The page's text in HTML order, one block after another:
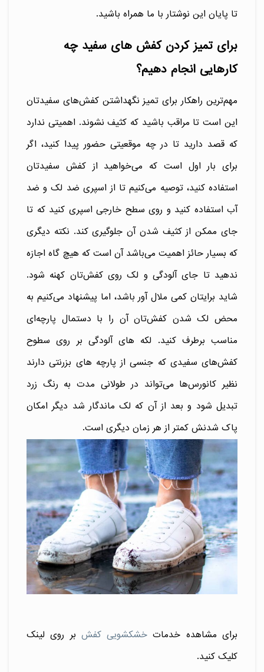
تا پایان این نوشتار با ما همراه باشید.
برای تمیز کردن کفش های سفید چه
کارهایی انجام دهیم؟
مهم‌ترین راهکار برای تمیز نگهداشتن کفش‌های سفیدتان
این است تا مراقب باشید که کثیف نشوند. اهمیتی ندارد
که قصد دارید تا در چه موقعیتی حضور پیدا کنید، اگر
برای بار اول است که می‌خواهید از کفش سفیدتان
استفاده کنید، توصیه می‌کنیم تا از اسپری ضد لک و ضد
آب استفاده کنید و روی سطح خارجی اسپری کنید که تا
جای ممکن از کثیف شدن آن جلوگیری کند. نکته دیگری
که بسیار حائز اهمیت می‌باشد آن است که هیچ گاه اجازه
ندهید تا جای آلودگی و لک روی کفش‌تان کهنه شود.
شاید برایتان کمی ملال آور باشد، اما پیشنهاد می‌کنیم به
محض لک شدن کفش‌تان آن را با دستمال پارچه‌ای
مناسب برطرف کنید. لکه های آلودگی بر روی سطوح
کفش‌های سفیدی که جنسی از پارچه های بزرنتی دارند
نظیر کانورس‌ها می‌تواند در طولانی مدت به رنگ زرد
تبدیل شود و بعد از آن که لک ماندگار شد دیگر امکان
پاک شدنش کمتر از هر زمان دیگری است.
برای مشاهده خدمات خشکشویی کفش بر روی لینک
کلیک کنید.